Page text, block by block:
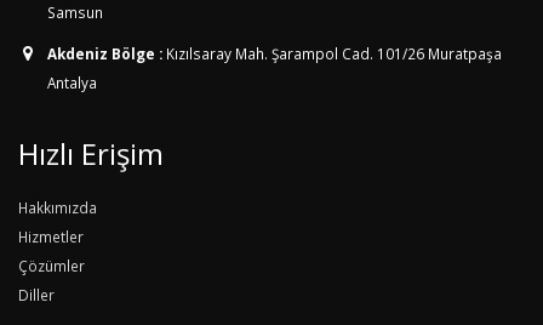
Samsun
Akdeniz Bölge : Kızılsaray Mah. Şarampol Cad. 101/26 Muratpaşa
Antalya
Hızlı Erişim
Hakkımızda
Hizmetler
Çözümler
Diller